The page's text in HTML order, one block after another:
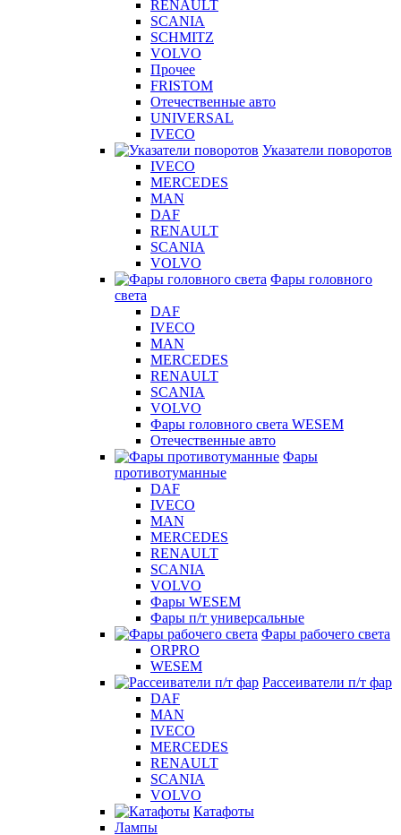
RENAULT
SCANIA
SCHMITZ
VOLVO
Прочее
FRISTOM
Отечественные авто
UNIVERSAL
IVECO
Указатели поворотов
IVECO
MERCEDES
MAN
DAF
RENAULT
SCANIA
VOLVO
Фары головного
света
DAF
IVECO
MAN
MERCEDES
RENAULT
SCANIA
VOLVO
Фары головного света WESEM
Отечественные авто
Фары
противотуманные
DAF
IVECO
MAN
MERCEDES
RENAULT
SCANIA
VOLVO
Фары WESEM
Фары п/т универсальные
Фары рабочего света
ORPRO
WESEM
Рассеиватели п/т фар
DAF
MAN
IVECO
MERCEDES
RENAULT
SCANIA
VOLVO
Катафоты
Лампы